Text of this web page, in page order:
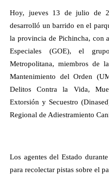
Hoy, jueves 13 de julio de
desarrolló un barrido en el
la provincia de Pichincha, con
Especiales (GOE), el
Metropolitana, miembros de
Mantenimiento del Orden
Delitos Contra la Vida,
Extorsión y Secuestro
Regional de Adiestramiento
Los agentes del Estado
para recolectar pistas sobre el